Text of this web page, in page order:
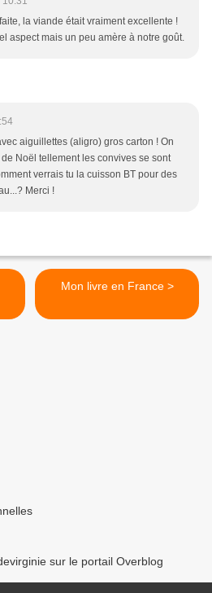
la viande était vraiment excellente !
aspect mais un peu amère à notre goût.
aiguillettes (aligro) gros carton ! On
de Noël tellement les convives se sont
verrais tu la cuisson BT pour des
Merci !
Mon livre en France >
sur le portail Overblog